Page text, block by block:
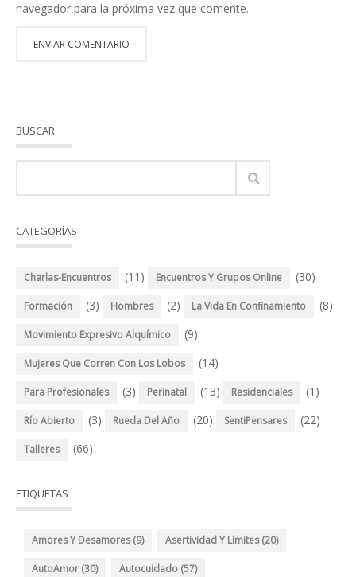
navegador para la próxima vez que comente.
BUSCAR
CATEGORÍAS
Charlas-Encuentros (11) Encuentros Y Grupos Online (30)
Formación (3) Hombres (2) La Vida En Confinamiento (8)
Movimiento Expresivo Alquímico (9)
Mujeres Que Corren Con Los Lobos (14)
Para Profesionales (3) Perinatal (13) Residenciales (1)
Río Abierto (3) Rueda Del Año (20) SentiPensares (22)
Talleres (66)
ETIQUETAS
Amores Y Desamores(9) Asertividad Y Límites(20)
AutoAmor (30) Autocuidado (57)